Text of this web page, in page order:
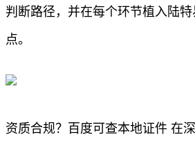
判断路径，并在每个环节植入陆
点。
资质合规？百度可查本地证件 在